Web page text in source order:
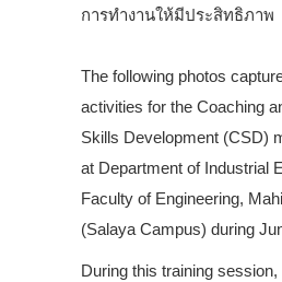
การทำงานให้มีประสิทธิภาพ
The following photos
activities for the Coaching
Skills Development (CSD)
at Department of Industrial
Faculty of Engineering,
(Salaya Campus) during
During this training